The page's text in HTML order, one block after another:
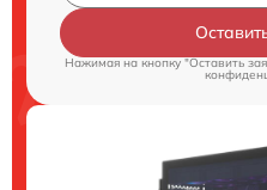
Нажимая на кнопку "Оставить